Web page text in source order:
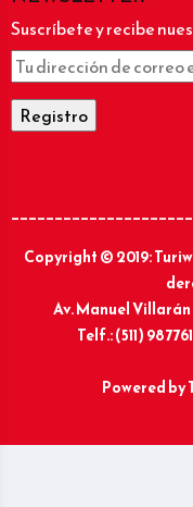
Suscríbete y recibe
Copyright © 2019:
Av. Manuel Villarán
Telf.: (511)
Powered by